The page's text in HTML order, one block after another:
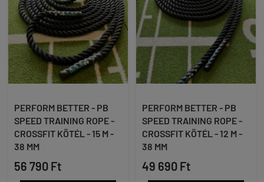
PERFORM BETTER - PB
SPEED TRAINING ROPE -
CROSSFIT KÖTÉL - 15 M -
38 MM
56 790 Ft
PERFORM BETTER - PB
SPEED TRAINING ROPE -
CROSSFIT KÖTÉL - 12 M -
38 MM
49 690 Ft